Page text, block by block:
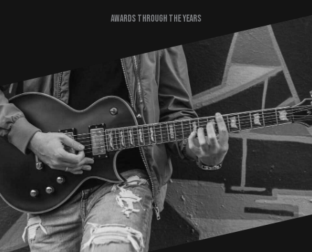
Awards Through The Years